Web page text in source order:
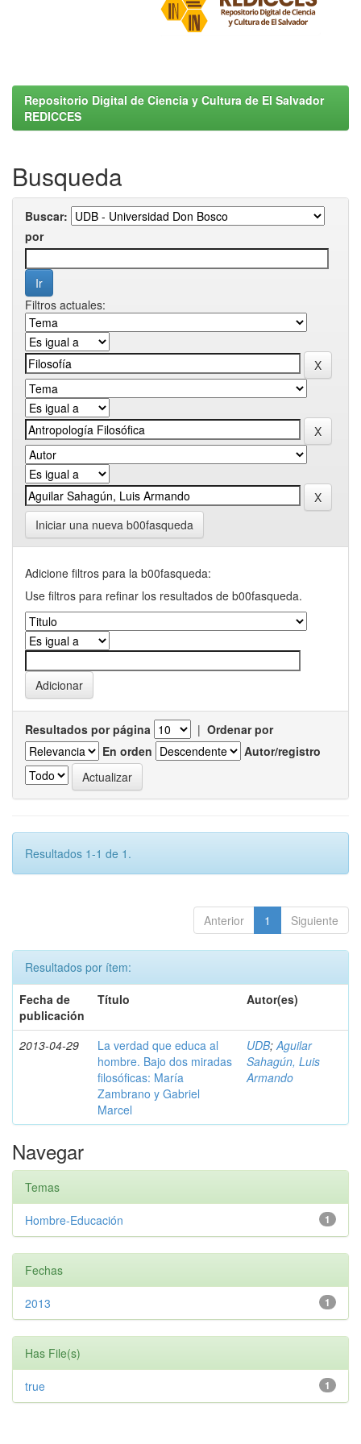
Repositorio Digital de Ciencia y Cultura de El Salvador
REDICCES
Busqueda
Buscar:
por
Filtros actuales:
Iniciar una nueva b00fasqueda
Adicione filtros para la b00fasqueda:
Use filtros para refinar los resultados de b00fasqueda.
Resultados por página | Ordenar por
En orden
Autor/registro
Resultados 1-1 de 1.
Anterior 1 Siguiente
Resultados por ítem:
Fecha de
publicación
Título Autor(es)
2013-04-29
La verdad que educa al
hombre. Bajo dos miradas
filosóficas: María
Zambrano y Gabriel
Marcel
UDB;Aguilar
Sahagún, Luis
Armando
Navegar
Temas
1
Hombre-Educación
Fechas
1
2013
Has File(s)
1
true